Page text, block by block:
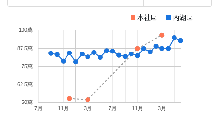
本社區 內湖區
7月 11月 3月 7月 11月 3月
50萬
62.5萬
75萬
87.5萬
100萬